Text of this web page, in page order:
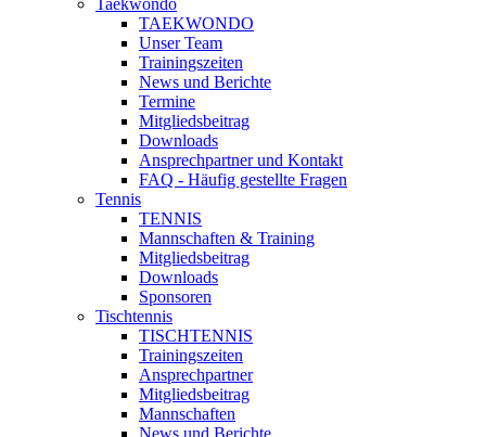
Taekwondo
TAEKWONDO
Unser Team
Trainingszeiten
News und Berichte
Termine
Mitgliedsbeitrag
Downloads
Ansprechpartner und Kontakt
FAQ - Häufig gestellte Fragen
Tennis
TENNIS
Mannschaften & Training
Mitgliedsbeitrag
Downloads
Sponsoren
Tischtennis
TISCHTENNIS
Trainingszeiten
Ansprechpartner
Mitgliedsbeitrag
Mannschaften
News und Berichte